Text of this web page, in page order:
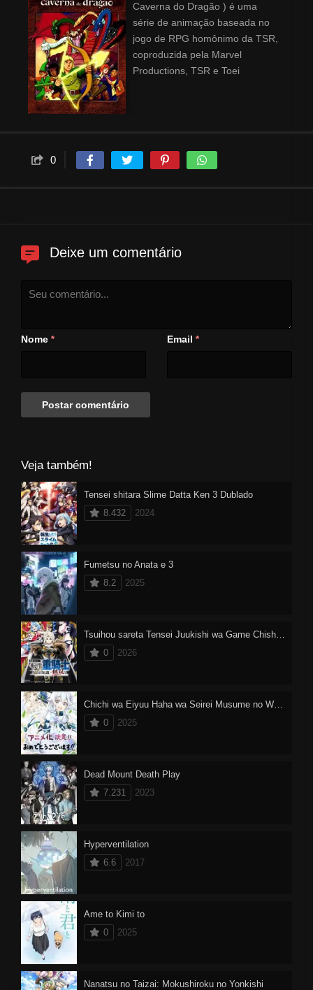
Caverna do Dragão ) é uma
série de animação baseada no
jogo de RPG homônimo da TSR,
coproduzida pela Marvel
Productions, TSR e Toei
1983 e 1985 pela rede de
televisão estadunidense CBS. A
Balão Mágico da Rede Globo. A
para casa com a ajuda de seu
0
Deixe um comentário
Nome * Email *
Veja também!
Tensei shitara Slime Datta Ken 3 Dublado
8.432
2024
Fumetsu no Anata e 3
8.2
2025
0
2026
0
2025
Dead Mount Death Play
7.231
2023
Hyperventilation
6.6
2017
Ame to Kimi to
0
2025
Nanatsu no Taizai: Mokushiroku no Yonkishi